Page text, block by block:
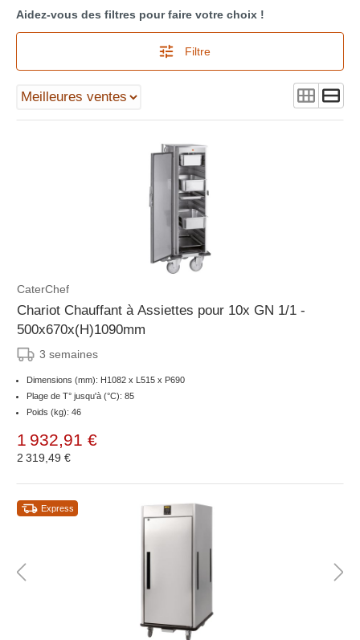
Aidez-vous des filtres pour faire votre choix !
Filtre
CaterChef
Chariot Chauffant à Assiettes pour 10x GN 1/1 -
500x670x(H)1090mm
3 semaines
Dimensions (mm): H1082 x L515 x P690
Plage de T° jusqu'à (°C): 85
Poids (kg): 46
1 932,91 €
2 319,49 €
Express